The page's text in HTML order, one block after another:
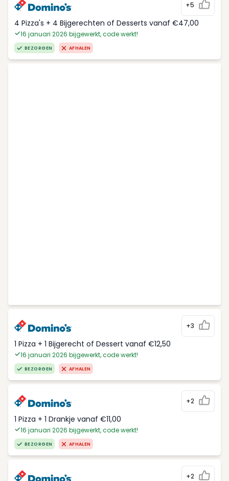
+5
4 Pizza's + 4 Bijgerechten of Desserts vanaf €47,00
16 januari 2026 bijgewerkt, code werkt!
BEZORGEN AFHALEN
+3
1 Pizza + 1 Bijgerecht of Dessert vanaf €12,50
16 januari 2026 bijgewerkt, code werkt!
BEZORGEN AFHALEN
+2
1 Pizza + 1 Drankje vanaf €11,00
16 januari 2026 bijgewerkt, code werkt!
BEZORGEN AFHALEN
+2